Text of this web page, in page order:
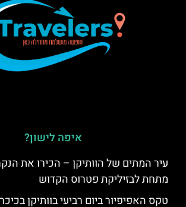
איפה לישון?
עיר המתים של הוותיקן – הכירו את
מתחת לבזיליקת פטרוס הקדוש
טקס האפיפיור ביום רביעי בוותיקן